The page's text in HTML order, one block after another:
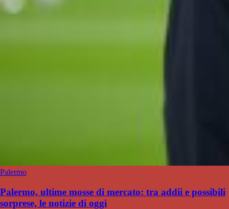
Palermo
Palermo, ultime mosse di mercato: tra addii e possibili
sorprese, le notizie di oggi